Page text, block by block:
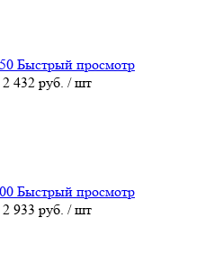
Быстрый просмотр
2 432 руб. / шт
Быстрый просмотр
2 933 руб. / шт